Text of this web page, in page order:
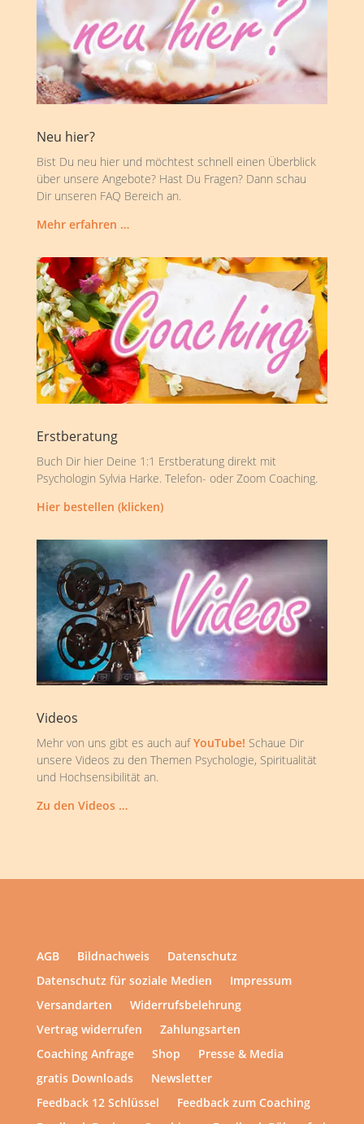
Neu hier?
Bist Du neu hier und möchtest schnell einen Überblick
über unsere Angebote? Hast Du Fragen? Dann schau
Dir unseren FAQ Bereich an.
Mehr erfahren …
Erstberatung
Buch Dir hier Deine 1:1 Erstberatung direkt mit
Psychologin Sylvia Harke. Telefon- oder Zoom Coaching.
Hier bestellen (klicken)
Videos
Mehr von uns gibt es auch aufYouTube! Schaue Dir
unsere Videos zu den Themen Psychologie, Spiritualität
und Hochsensibilität an.
Zu den Videos …
AGB Bildnachweis
Datenschutz
Datenschutz für soziale Medien
Impressum
Versandarten
Widerrufsbelehrung
Vertrag widerrufen
Zahlungsarten
Coaching Anfrage
Shop
Presse & Media
gratis Downloads
Newsletter
Feedback 12 Schlüssel
Feedback zum Coaching